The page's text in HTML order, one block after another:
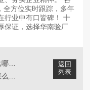
全方位实时跟踪，多年
行业中有口皆碑！ 十
保证，选择华南验厂
返回
列表